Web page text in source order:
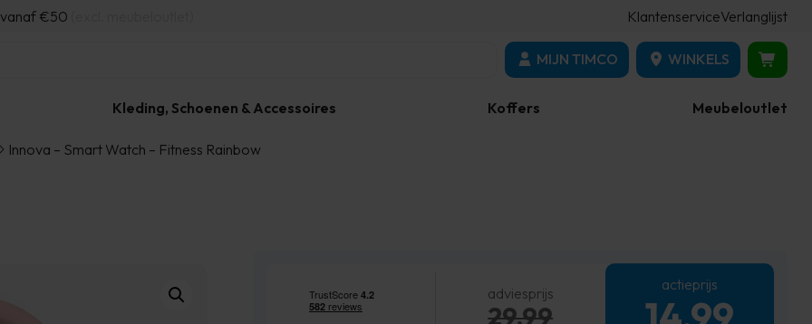
vanaf €50 KlantenserviceVerlanglijst
MIJN TIMCO WINKELS
Kleding, Schoenen & Accessoires Koffers Meubeloutlet
Innova – Smart Watch – Fitness Rainbow
adviesprijs
29,99
actieprijs